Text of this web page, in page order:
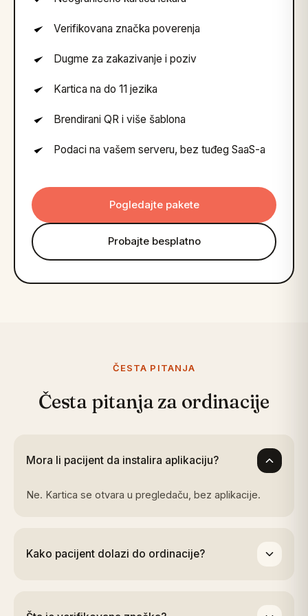
Verifikovana značka poverenja
Dugme za zakazivanje i poziv
Kartica na do 11 jezika
Brendirani QR i više šablona
Podaci na vašem serveru, bez tuđeg SaaS-a
Pogledajte pakete
Probajte besplatno
ČESTA PITANJA
Česta pitanja za ordinacije
Mora li pacijent da instalira aplikaciju?
Ne. Kartica se otvara u pregledaču, bez aplikacije.
Kako pacijent dolazi do ordinacije?